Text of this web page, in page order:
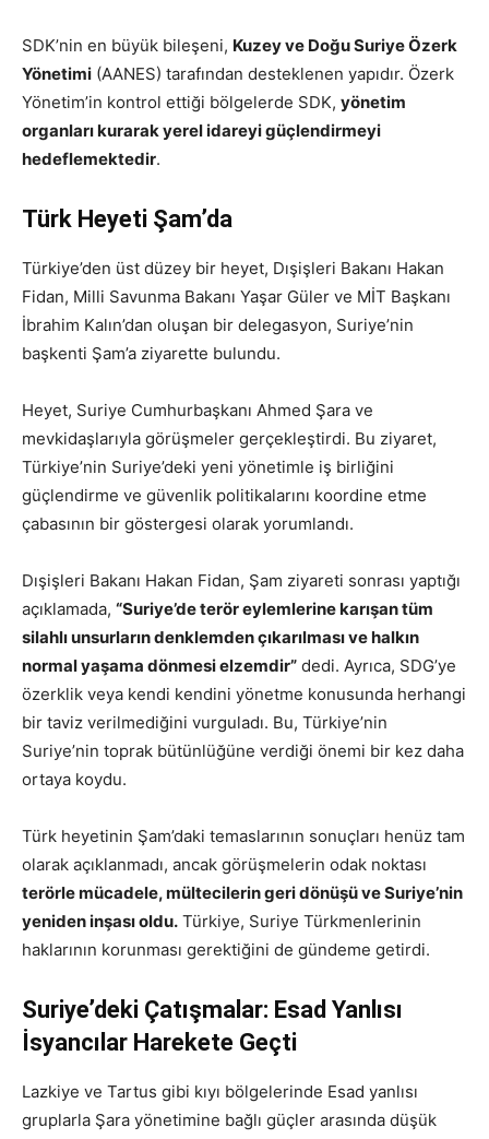
SDK’nin en büyük bileşeni, Kuzey ve Doğu Suriye Özerk
Yönetimi (AANES) tarafından desteklenen yapıdır. Özerk
Yönetim’in kontrol ettiği bölgelerde SDK, yönetim
organları kurarak yerel idareyi güçlendirmeyi
hedeflemektedir.
Türk Heyeti Şam’da
Türkiye’den üst düzey bir heyet, Dışişleri Bakanı Hakan
Fidan, Milli Savunma Bakanı Yaşar Güler ve MİT Başkanı
İbrahim Kalın’dan oluşan bir delegasyon, Suriye’nin
başkenti Şam’a ziyarette bulundu.
Heyet, Suriye Cumhurbaşkanı Ahmed Şara ve
mevkidaşlarıyla görüşmeler gerçekleştirdi. Bu ziyaret,
Türkiye’nin Suriye’deki yeni yönetimle iş birliğini
güçlendirme ve güvenlik politikalarını koordine etme
çabasının bir göstergesi olarak yorumlandı.
Dışişleri Bakanı Hakan Fidan, Şam ziyareti sonrası yaptığı
açıklamada, “Suriye’de terör eylemlerine karışan tüm
silahlı unsurların denklemden çıkarılması ve halkın
normal yaşama dönmesi elzemdir” dedi. Ayrıca, SDG’ye
özerklik veya kendi kendini yönetme konusunda herhangi
bir taviz verilmediğini vurguladı. Bu, Türkiye’nin
Suriye’nin toprak bütünlüğüne verdiği önemi bir kez daha
ortaya koydu.
Türk heyetinin Şam’daki temaslarının sonuçları henüz tam
olarak açıklanmadı, ancak görüşmelerin odak noktası
terörle mücadele, mültecilerin geri dönüşü ve Suriye’nin
yeniden inşası oldu. Türkiye, Suriye Türkmenlerinin
haklarının korunması gerektiğini de gündeme getirdi.
Suriye’deki Çatışmalar: Esad Yanlısı
İsyancılar Harekete Geçti
Lazkiye ve Tartus gibi kıyı bölgelerinde Esad yanlısı
gruplarla Şara yönetimine bağlı güçler arasında düşük